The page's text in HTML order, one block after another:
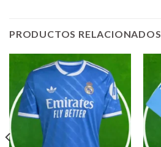
PRODUCTOS RELACIONADOS